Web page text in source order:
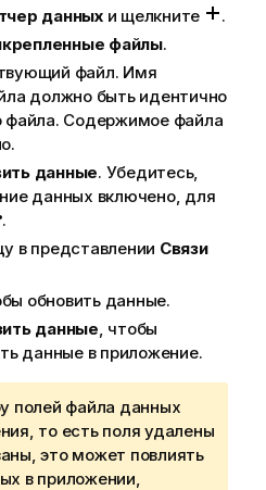
данныхи щелкните
.
файлы.
файл. Имя
должно быть идентично
файла. Содержимое файла
данные. Убедитесь,
данных включено, для
.
в представлении Связи
обновить данные.
данные , чтобы
данные в приложение.
полей файла данных
то есть поля удалены
это может повлиять
в приложении,